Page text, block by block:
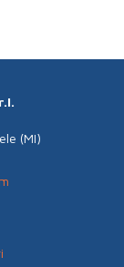
(MI)